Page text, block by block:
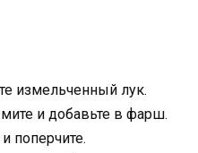
измельченный лук.
и добавьте в фарш.
поперчите.